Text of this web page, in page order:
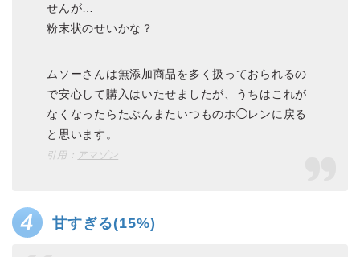
せんが…
粉末状のせいかな？
ムソーさんは無添加商品を多く扱っておられるの
で安心して購入はいたせましたが、うちはこれが
なくなったらたぶんまたいつものホ◯レンに戻る
と思います。
引用： アマゾン
甘すぎる(15%)